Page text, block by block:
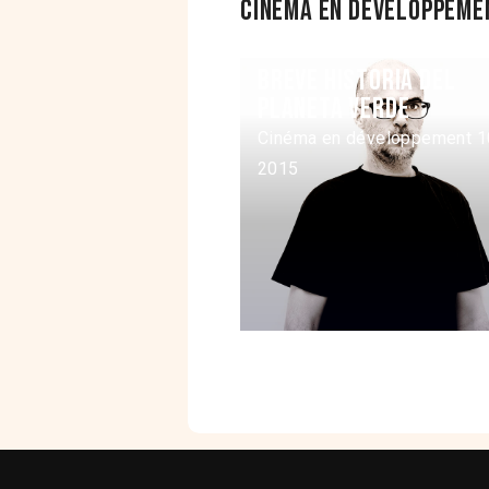
Cinéma en
Breve historia del
planeta verde
Cinéma en développement
2015